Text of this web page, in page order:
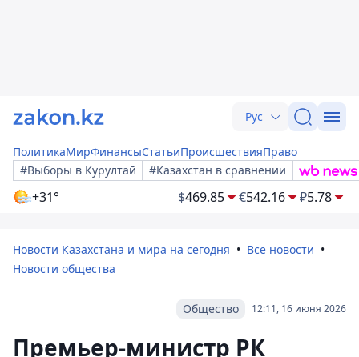
Рус
ПолитикаМирФинансыСтатьиПроисшествияПраво
#Выборы в Курултай
#Казахстан в сравнении
+31° $469.85 €542.16 ₽5.78
Новости Казахстана и мира на сегодня
Все новости
Новости общества
12:11, 16 июня 2026
Общество
Премьер-министр РК